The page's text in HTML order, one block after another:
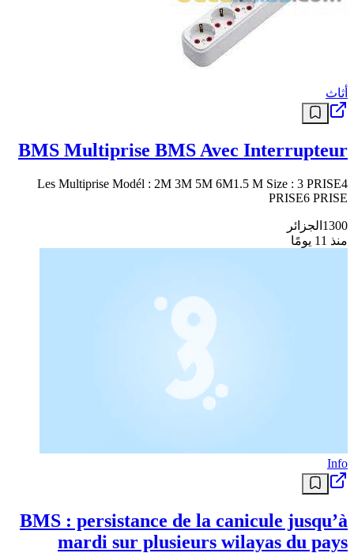
أثاث
BMS Multiprise BMS Avec Interrupteur
Les Multiprise Modél : 2M 3M 5M 6M1.5 M Size : 3 PRISE4
PRISE6 PRISE
1300 الجزائر
منذ 11 يومًا
Info
BMS : persistance de la canicule jusqu’à
mardi sur plusieurs wilayas du pays